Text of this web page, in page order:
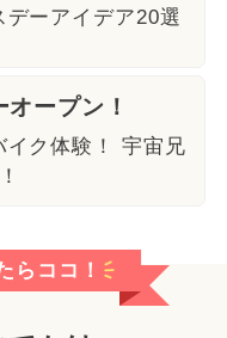
デーアイデア20選
ープン！
イク体験！ 宇宙兄
らココ！